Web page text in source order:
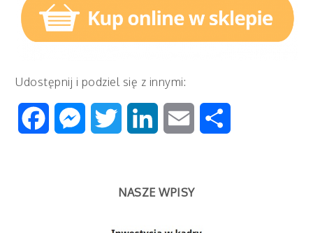
Udostępnij i podziel się z innymi:
FacebookMessenger
Twitter LinkedIn Email
NASZE WPISY